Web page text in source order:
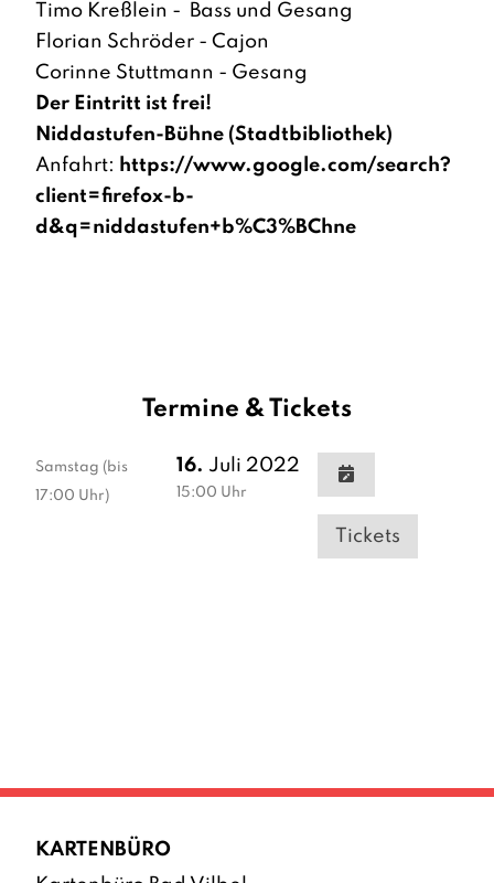
Timo Kreßlein - Bass und Gesang
Florian Schröder - Cajon
Corinne Stuttmann - Gesang
Der Eintritt ist frei!
Niddastufen-Bühne (Stadtbibliothek)
Anfahrt: https://www.google.com/search?
client=firefox-b-
d&q=niddastufen+b%C3%BChne
Termine & Tickets
Samstag (bis
17:00 Uhr)
16. Juli 2022
15:00 Uhr
Tickets
KARTENBÜRO